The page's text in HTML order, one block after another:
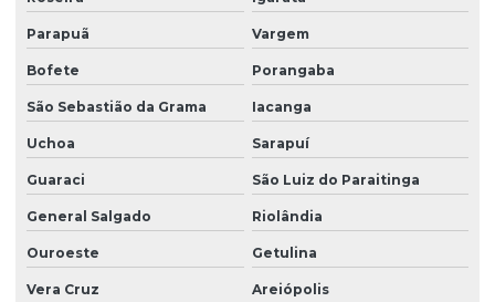
Parapuã Vargem
Bofete Porangaba
São Sebastião da Grama Iacanga
Uchoa Sarapuí
Guaraci São Luiz do Paraitinga
General Salgado Riolândia
Ouroeste Getulina
Vera Cruz Areiópolis